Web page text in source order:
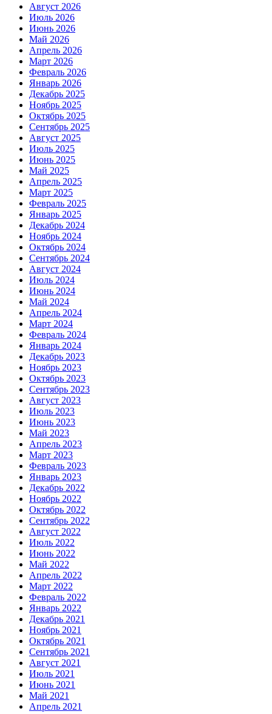
Август 2026
Июль 2026
Июнь 2026
Май 2026
Апрель 2026
Март 2026
Февраль 2026
Январь 2026
Декабрь 2025
Ноябрь 2025
Октябрь 2025
Сентябрь 2025
Август 2025
Июль 2025
Июнь 2025
Май 2025
Апрель 2025
Март 2025
Февраль 2025
Январь 2025
Декабрь 2024
Ноябрь 2024
Октябрь 2024
Сентябрь 2024
Август 2024
Июль 2024
Июнь 2024
Май 2024
Апрель 2024
Март 2024
Февраль 2024
Январь 2024
Декабрь 2023
Ноябрь 2023
Октябрь 2023
Сентябрь 2023
Август 2023
Июль 2023
Июнь 2023
Май 2023
Апрель 2023
Март 2023
Февраль 2023
Январь 2023
Декабрь 2022
Ноябрь 2022
Октябрь 2022
Сентябрь 2022
Август 2022
Июль 2022
Июнь 2022
Май 2022
Апрель 2022
Март 2022
Февраль 2022
Январь 2022
Декабрь 2021
Ноябрь 2021
Октябрь 2021
Сентябрь 2021
Август 2021
Июль 2021
Июнь 2021
Май 2021
Апрель 2021